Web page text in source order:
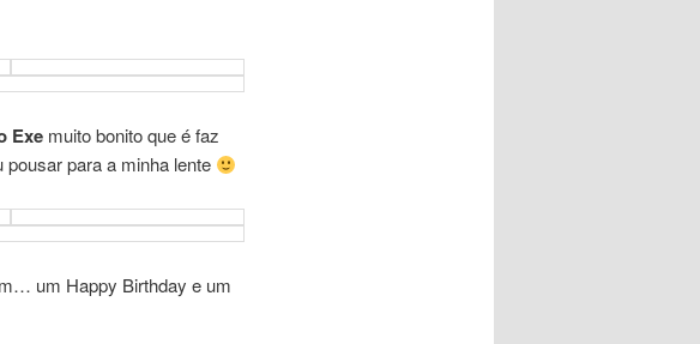
Exemuito bonito que é faz
para a minha lente
um Happy Birthday e um